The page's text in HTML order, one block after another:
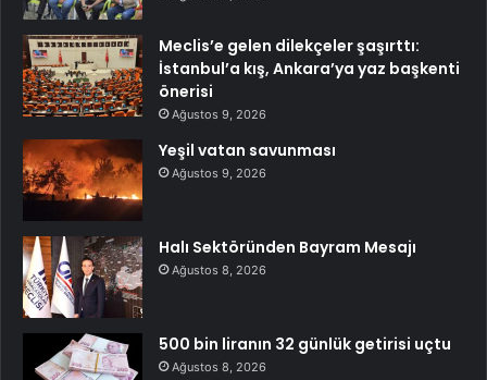
Meclis’e gelen dilekçeler şaşırttı:
İstanbul’a kış, Ankara’ya yaz başkenti
önerisi
Ağustos 9, 2026
Yeşil vatan savunması
Ağustos 9, 2026
Halı Sektöründen Bayram Mesajı
Ağustos 8, 2026
500 bin liranın 32 günlük getirisi uçtu
Ağustos 8, 2026